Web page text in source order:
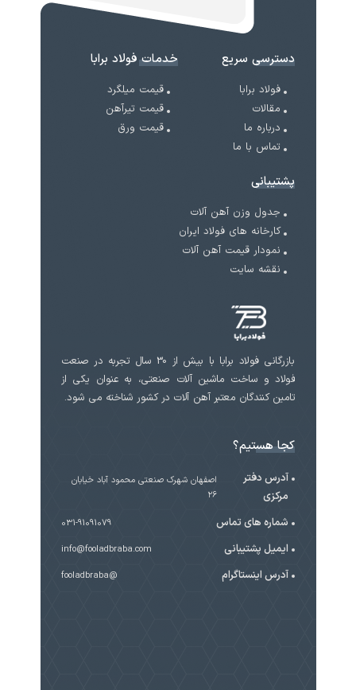
دسترسی سریع
فولاد برابا
مقالات
درباره ما
تماس با ما
خدمات فولاد برابا
قیمت میلگرد
قیمت تیرآهن
قیمت ورق
پشتیبانی
جدول وزن آهن آلات
کارخانه های فولاد ایران
نمودار قیمت آهن آلات
نقشه سایت
بازرگانی فولاد برابا با بیش از 30 سال تجربه در صنعت
فولاد و ساخت ماشین آلات صنعتی، به عنوان یکی از
تامین کنندگان معتبر آهن آلات در کشور شناخته می شود.
کجا هستیم؟
آدرس دفتر
مرکزی
اصفهان شهرک صنعتی محمود آباد خیابان
۲۶
شماره های تماس 031-91091079
ایمیل پشتیبانی info@fooladbraba.com
آدرس اینستاگرام @fooladbraba